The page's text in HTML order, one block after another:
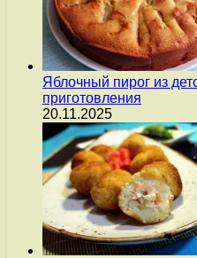
Яблочный пирог из
приготовления
20.11.2025